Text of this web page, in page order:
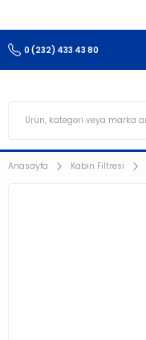
0 (232) 433 43 80
Anasayfa Kabin Filtresi